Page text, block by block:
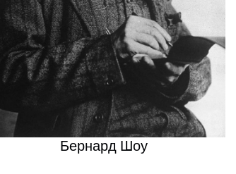
Бернард Шоу